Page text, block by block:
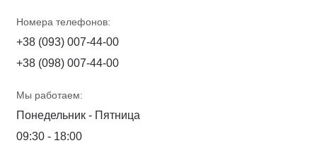
Номера телефонов:
+38 (093) 007-44-00
+38 (098) 007-44-00
Мы работаем:
Понедельник - Пятница
09:30 - 18:00